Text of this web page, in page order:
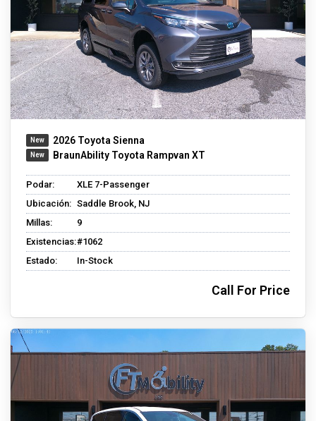
2026 Toyota Sienna
BraunAbility Toyota Rampvan XT
Podar:
XLE 7-Passenger
Ubicación: Saddle Brook, NJ
Millas:
9
Existencias:#1062
Estado:
In-Stock
Call For Price